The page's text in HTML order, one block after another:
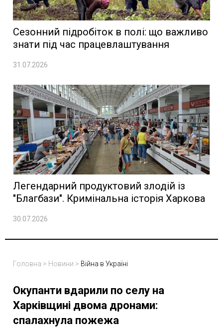
Сезонний підробіток в полі: що важливо
знати під час працевлаштування
31.07.2026
Легендарний продуктовий злодій із
"Благбази". Кримінальна історія Харкова
30.07.2026
Головна > Новини > Війна в Україні
Окупанти вдарили по селу на
Харківщині двома дронами:
спалахнула пожежа